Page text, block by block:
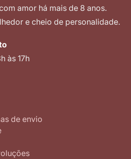
amor há mais de 8 anos.
e cheio de personalidade.
às 17h
de envio